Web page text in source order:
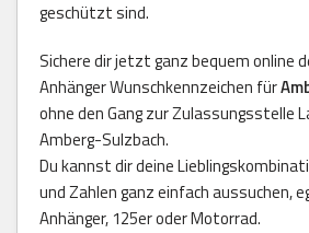
geschützt sind.
Sichere dir jetzt ganz bequem online
Anhänger Wunschkennzeichen für
ohne den Gang zur Zulassungsstelle
Amberg-Sulzbach.
Du kannst dir deine
und Zahlen ganz einfach aussuchen,
Anhänger, 125er oder Motorrad.